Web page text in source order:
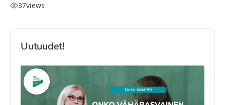
37views
Uutuudet!